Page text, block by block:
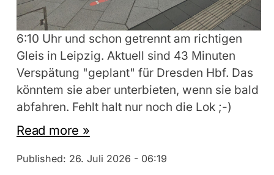
6:10 Uhr und schon getrennt am richtigen
Gleis in Leipzig. Aktuell sind 43 Minuten
Verspätung "geplant" für Dresden Hbf. Das
könntem sie aber unterbieten, wenn sie bald
abfahren. Fehlt halt nur noch die Lok ;-)
Read more »
Published: 26. Juli 2026 - 06:19